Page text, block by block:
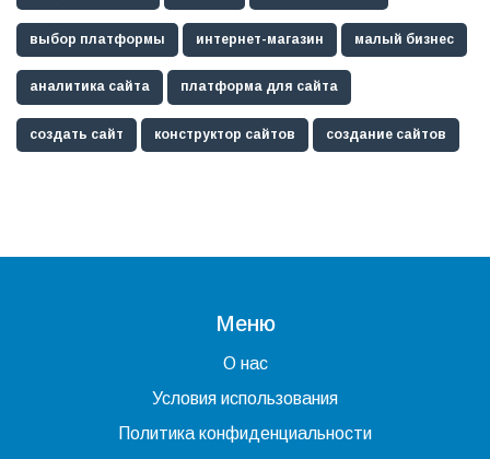
выбор платформы интернет-магазин малый бизнес
аналитика сайта платформа для сайта
создать сайт конструктор сайтов создание сайтов
Меню
О нас
Условия использования
Политика конфиденциальности